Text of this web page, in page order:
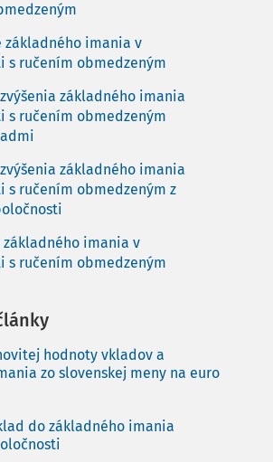
základného imania v
s ručením obmedzeným
základného imania
s ručením obmedzeným
základného imania
s ručením obmedzeným z
základného imania v
s ručením obmedzeným
hodnoty vkladov a
zo slovenskej meny na euro
do základného imania